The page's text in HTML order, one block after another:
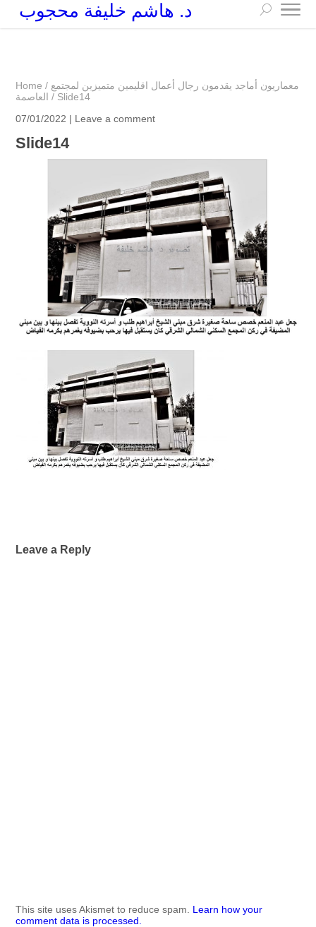
د. هاشم خليفة محجوب
Home / معماريون أماجد يقدمون رجال أعمال اقليمين متميزين لمجتمع
العاصمة / Slide14
07/01/2022 | Leave a comment
Slide14
Leave a Reply
This site uses Akismet to reduce spam. Learn how your
comment data is processed.